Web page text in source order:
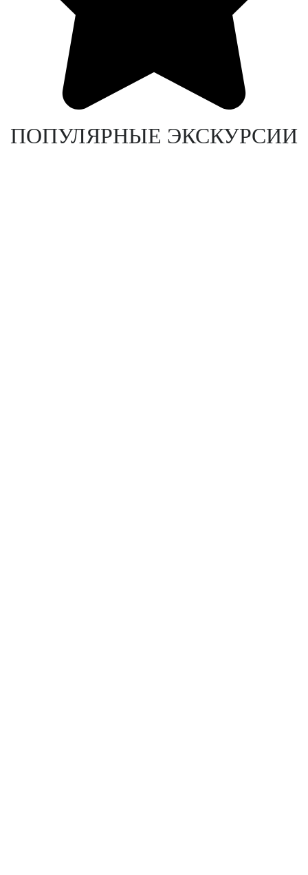
ПОПУЛЯРНЫЕ ЭКСКУРСИИ